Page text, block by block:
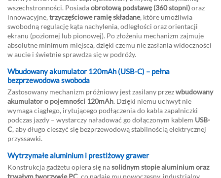
wszechstronności. Posiadaobrotową podstawę (360 stopni)oraz
innowacyjne, trzyczęściowe ramię składane, które umożliwia
swobodną regulację kąta nachylenia, odległości oraz orientacji
ekranu (poziomej lub pionowej). Po złożeniu mechanizm zajmuje
absolutne minimum miejsca, dzięki czemu nie zasłania widoczności
w aucie i świetnie sprawdza się w podróży.
Wbudowany akumulator 120mAh (USB-C) – pełna
bezprzewodowa swoboda
Zastosowany mechanizm próżniowy jest zasilany przezwbudowany
akumulator o pojemności 120mAh. Dzięki niemu uchwyt nie
wymaga ciągłego, irytującego podłączenia do kabla zapalniczki
podczas jazdy – wystarczy naładować go dołączonym kablem USB-
C, aby długo cieszyć się bezprzewodową stabilnością elektrycznej
przyssawki.
Wytrzymałe aluminium i prestiżowy grawer
Konstrukcja gadżetu opiera się nasolidnym stopie aluminium oraz
trwałym tworzywie PC, co nadaje mu nowoczesny, industrialny